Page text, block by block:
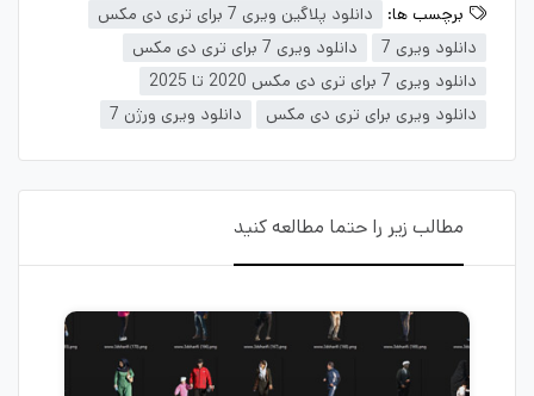
برچسب ها:
دانلود پلاگین ویری 7 برای تری دی مکس
دانلود ویری 7
دانلود ویری 7 برای تری دی مکس
دانلود ویری 7 برای تری دی مکس 2020 تا 2025
دانلود ویری برای تری دی مکس
دانلود ویری ورژن 7
مطالب زیر را حتما مطالعه کنید